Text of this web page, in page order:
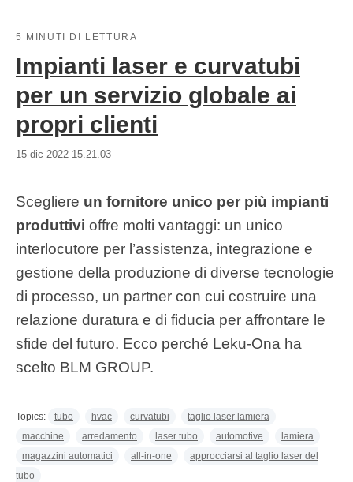
5 MINUTI DI LETTURA
Impianti laser e curvatubi
per un servizio globale ai
propri clienti
15-dic-2022 15.21.03
Scegliere un fornitore unico per più impianti
produttivi offre molti vantaggi: un unico
interlocutore per l’assistenza, integrazione e
gestione della produzione di diverse tecnologie
di processo, un partner con cui costruire una
relazione duratura e di fiducia per affrontare le
sfide del futuro. Ecco perché Leku-Ona ha
scelto BLM GROUP.
Topics: tubo hvac curvatubi
taglio laser lamiera
macchine
arredamento laser tubo automotive
lamiera
magazzini automatici
all-in-one
approcciarsi al taglio laser del
tubo